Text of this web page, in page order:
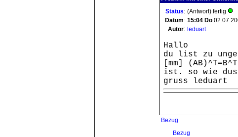
Status: (Antwort) fertig
Datum: 15:04 Do
Autor: leduart
Hallo
du list zu
[mm]
ist. so wie
gruss leduart
Bezug
Bezug